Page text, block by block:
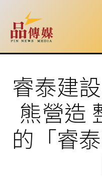
睿泰建
熊營造
的「睿